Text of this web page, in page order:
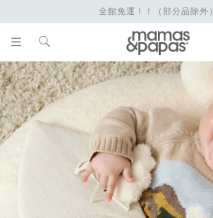
全館免運！！（部分品除外）